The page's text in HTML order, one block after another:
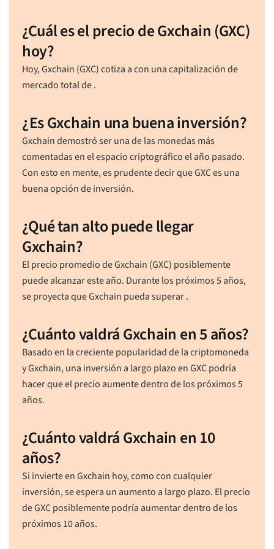
¿Cuál es el precio de Gxchain (GXC)
hoy?
Hoy, Gxchain (GXC) cotiza acon una capitalización de
mercado total de.
¿Es Gxchain una buena inversión?
Gxchain demostró ser una de las monedas más
comentadas en el espacio criptográfico el año pasado.
Con esto en mente, es prudente decir que GXC es una
buena opción de inversión.
¿Qué tan alto puede llegar
Gxchain?
El precio promedio de Gxchain (GXC) posiblemente
puede alcanzar este año. Durante los próximos 5 años,
se proyecta que Gxchain pueda superar .
¿Cuánto valdrá Gxchain en 5 años?
Basado en la creciente popularidad de la criptomoneda
y Gxchain, una inversión a largo plazo en GXC podría
hacer que el precio aumente dentro de los próximos 5
años.
¿Cuánto valdrá Gxchain en 10
años?
Si invierte en Gxchain hoy, como con cualquier
inversión, se espera un aumento a largo plazo. El precio
de GXC posiblemente podría aumentar dentro de los
próximos 10 años.